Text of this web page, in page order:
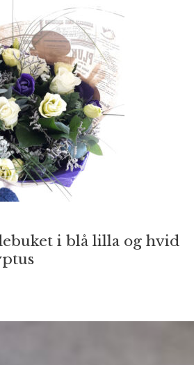
i blå lilla og hvid